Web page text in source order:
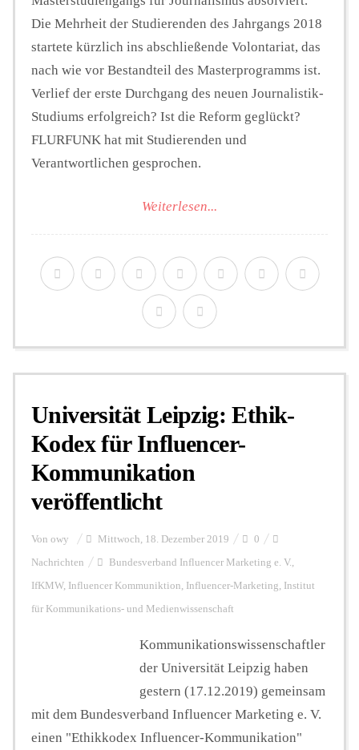
Die Mehrheit der Studierenden des Jahrgangs 2018
startete kürzlich ins abschließende Volontariat, das
nach wie vor Bestandteil des Masterprogramms ist.
Verlief der erste Durchgang des neuen Journalistik-
Studiums erfolgreich? Ist die Reform geglückt?
FLURFUNK hat mit Studierenden und
Verantwortlichen gesprochen.
Weiterlesen...
Universität Leipzig: Ethik-
Kodex für Influencer-
Kommunikation
veröffentlicht
Von owy Mittwoch, 18. Dezember 2019 0
Nachrichten Bundesverband Influencer Marketing e. V.,
IfKMW, Influencer Kommuniktion, Influencer-Marketing, Institut
für Kommunikations- und Medienwissenschaft
Kommunikationswissenschaftler
der Universität Leipzig haben
gestern (17.12.2019) gemeinsam
mit dem Bundesverband Influencer Marketing e. V.
einen "Ethikkodex Influencer-Kommunikation"